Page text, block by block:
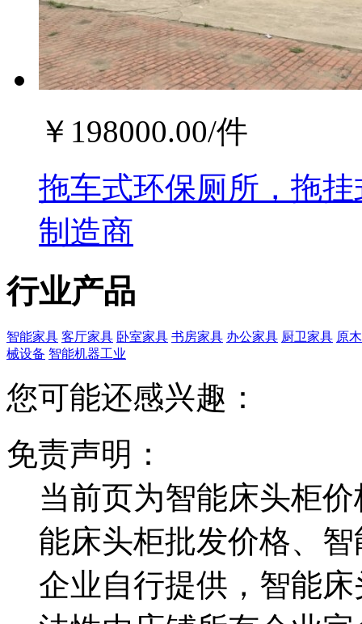
￥ 198000.00/件
拖车式环保厕所，拖
制造商
行业产品
智能家具 客厅家具 卧室家具 书房家具 办公家具 厨卫家具 原
械设备 智能机器工业
您可能还感兴趣：
免责声明：
当前页为智能床头柜
能床头柜批发价格、
企业自行提供，智能